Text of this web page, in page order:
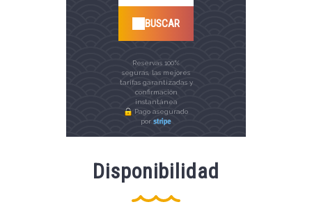
BUSCAR
Reservas 100%
seguras, las mejores
tarifas garantizadas y
confirmación
instantánea
Pago asegurado
por
Disponibilidad